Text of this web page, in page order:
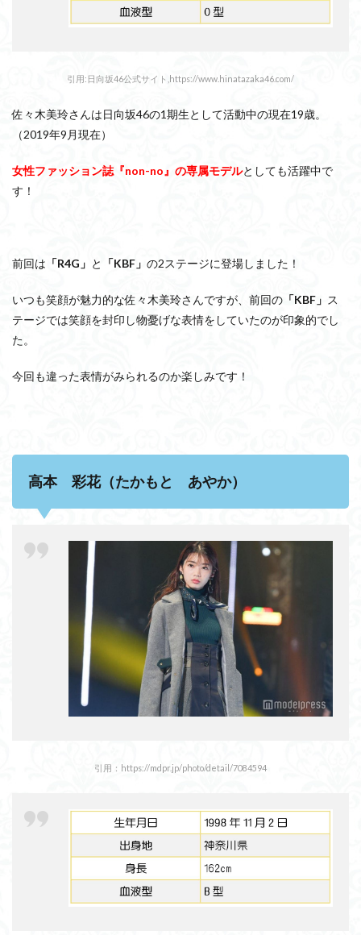
引用:日向坂46公式サイト,https://www.hinatazaka46.com/
佐々木美玲さんは日向坂46の1期生として活動中の現在19歳。
（2019年9月現在）
女性ファッション誌『non-no』の専属モデルとしても活躍中で
す！
前回は 「R4G」 と 「KBF」 の2ステージに登場しました！
いつも笑顔が魅力的な佐々木美玲さんですが、前回の 「KBF」 ス
テージでは笑顔を封印し物憂げな表情をしていたのが印象的でし
た。
今回も違った表情がみられるのか楽しみです！
高本 彩花（たかもと あやか）
引用：https://mdpr.jp/photo/detail/7084594